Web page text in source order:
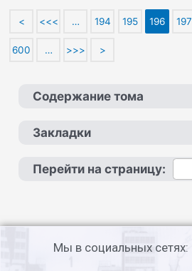
< <<< … 194 195 196 197
600 … >>> >
Содержание тома
Закладки
Перейти на страницу:
Мы в социальных сетях: